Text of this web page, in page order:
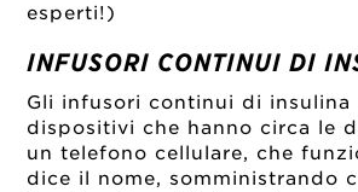
esperti!)
INFUSORI CONTINUI DI
Gli infusori continui di insulina
dispositivi che hanno circa le
un telefono cellulare, che
dice il nome, somministrando